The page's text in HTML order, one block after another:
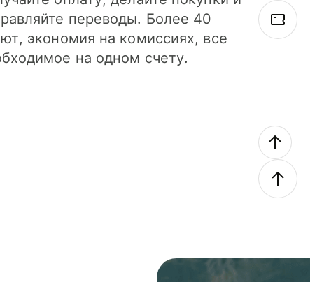
переводы. Более 40
экономия на комиссиях, все
на одном счету.